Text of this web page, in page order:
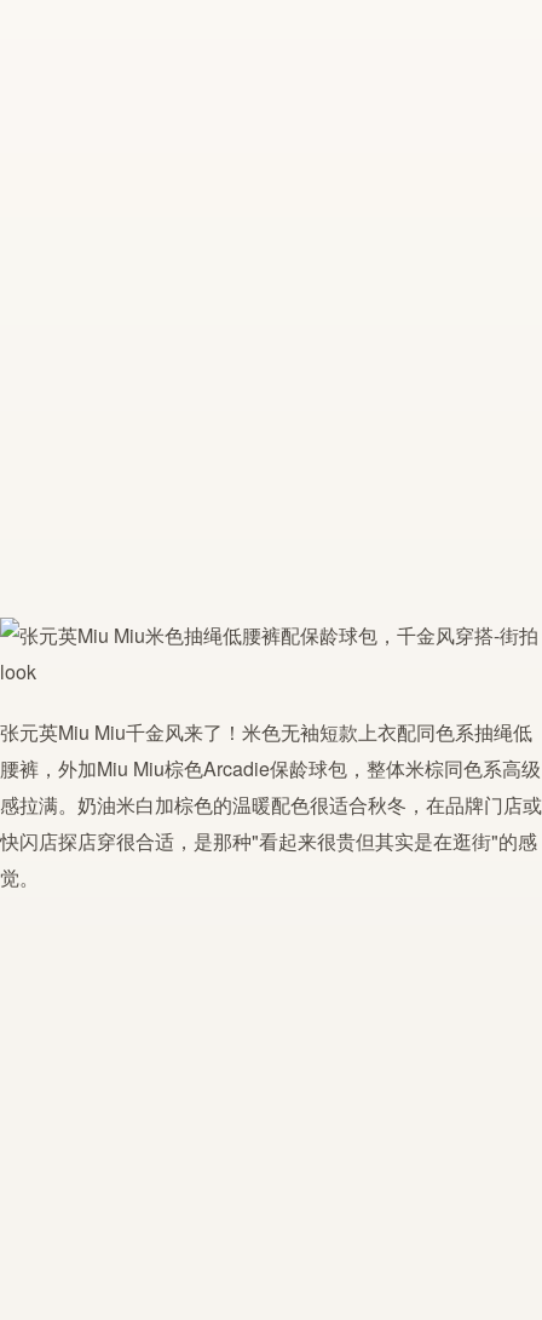
张元英Miu Miu千金风来了！米色无袖短款上衣配同色系抽绳低
腰裤，外加Miu Miu棕色Arcadie保龄球包，整体米棕同色系高级
感拉满。奶油米白加棕色的温暖配色很适合秋冬，在品牌门店或
快闪店探店穿很合适，是那种"看起来很贵但其实是在逛街"的感
觉。